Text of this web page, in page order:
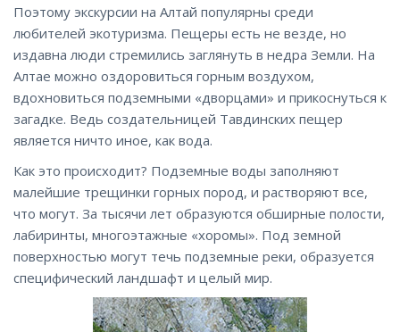
Поэтому экскурсии на Алтай популярны среди
любителей экотуризма. Пещеры есть не везде, но
издавна люди стремились заглянуть в недра Земли. На
Алтае можно оздоровиться горным воздухом,
вдохновиться подземными «дворцами» и прикоснуться к
загадке. Ведь создательницей Тавдинских пещер
является ничто иное, как вода.
Как это происходит? Подземные воды заполняют
малейшие трещинки горных пород, и растворяют все,
что могут. За тысячи лет образуются обширные полости,
лабиринты, многоэтажные «хоромы». Под земной
поверхностью могут течь подземные реки, образуется
специфический ландшафт и целый мир.